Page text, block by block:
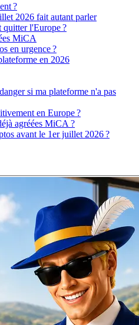
?
2026 fait autant parler
quitter l'Europe ?
MiCA
en urgence ?
en 2026
si ma plateforme n'a pas
en Europe ?
agréées MiCA ?
avant le 1er juillet 2026 ?